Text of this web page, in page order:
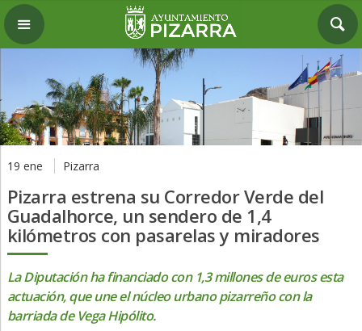
19 ene Pizarra
Pizarra estrena su Corredor Verde del
Guadalhorce, un sendero de 1,4
kilómetros con pasarelas y miradores
La Diputación ha financiado con 1,3 millones de euros esta
actuación, que une el núcleo urbano pizarreño con la
barriada de Vega Hipólito.